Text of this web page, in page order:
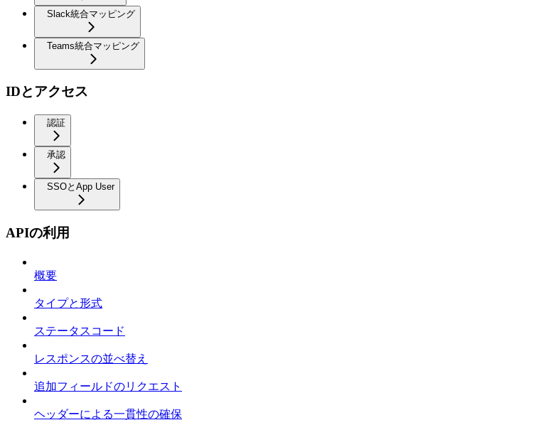
Slack統合マッピング
Teams統合マッピング
IDとアクセス
認証
承認
SSOとApp User
APIの利用
概要
タイプと形式
ステータスコード
レスポンスの並べ替え
追加フィールドのリクエスト
ヘッダーによる一貫性の確保